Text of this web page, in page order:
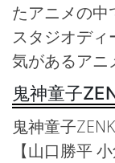
たアニメの中
スタジオディ
気があるアニ
鬼神童子
鬼神童子
【山口勝平